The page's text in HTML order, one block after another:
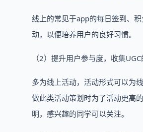
线上的常见于app的每日签到、
动，以便培养用户的良好习惯。
（2）提升用户参与度，收集
多为线上活动，活动形式可以为
做此类活动策划时为了活动更高
明，感兴趣的同学可以关注。